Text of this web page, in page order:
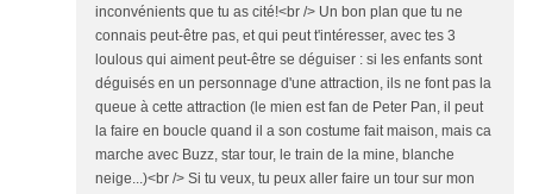
inconvénients que tu as cité!<br /> Un bon plan que tu ne
connais peut-être pas, et qui peut t'intéresser, avec tes 3
loulous qui aiment peut-être se déguiser : si les enfants sont
déguisés en un personnage d'une attraction, ils ne font pas la
queue à cette attraction (le mien est fan de Peter Pan, il peut
la faire en boucle quand il a son costume fait maison, mais ca
marche avec Buzz, star tour, le train de la mine, blanche
neige...)<br /> Si tu veux, tu peux aller faire un tour sur mon